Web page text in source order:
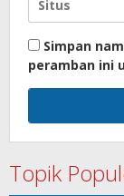
Simpan
peramban ini
Topik